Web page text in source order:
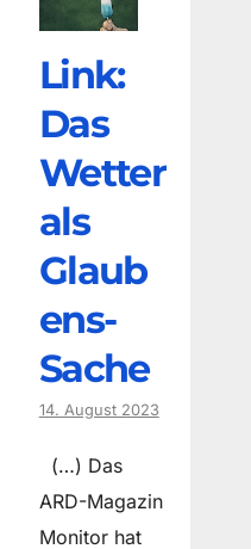
Link:
Das
Wetter
als
Glaub
ens-
Sache
14. August 2023
(…) Das
ARD-Magazin
Monitor hat